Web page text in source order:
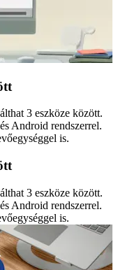
3 eszköze között.
Android rendszerrel.
is.
3 eszköze között.
Android rendszerrel.
is.